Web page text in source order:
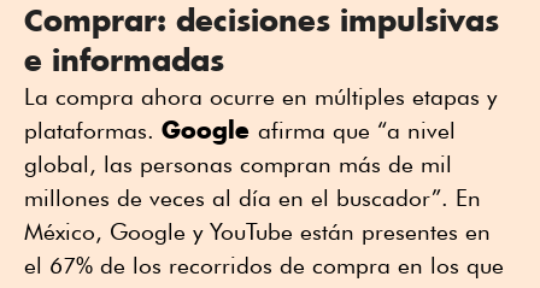
Comprar: decisiones impulsivas
e informadas
La compra ahora ocurre en múltiples etapas y
plataformas. Google afirma que “a nivel
global, las personas compran más de mil
millones de veces al día en el buscador”. En
México, Google y YouTube están presentes en
el 67% de los recorridos de compra en los que